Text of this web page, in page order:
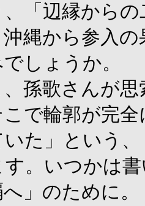
「辺縁から
沖縄から参入
しょうか。
孫歌さんが思
で輪郭が完
た」という
す。いつかは
」のために。